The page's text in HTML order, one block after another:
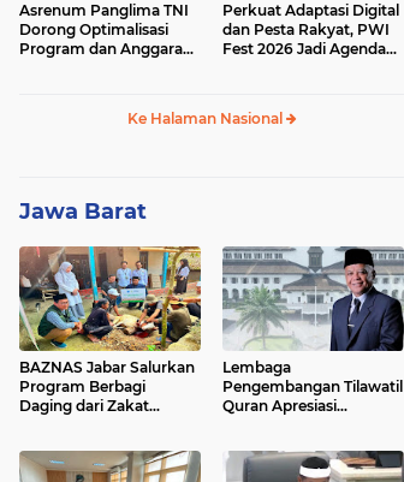
Asrenum Panglima TNI
Dorong Optimalisasi
Program dan Anggaran
Perkuat Adaptasi Digital
dan Pesta Rakyat, PWI
Fest 2026 Jadi Agenda
Ke Halaman Nasional
Jawa Barat
BAZNAS Jabar Salurkan
Program Berbagi
Daging dari Zakat
Purwakarta
Lembaga
Pengembangan Tilawatil
Quran Apresiasi
Langsung MTQ Jabar